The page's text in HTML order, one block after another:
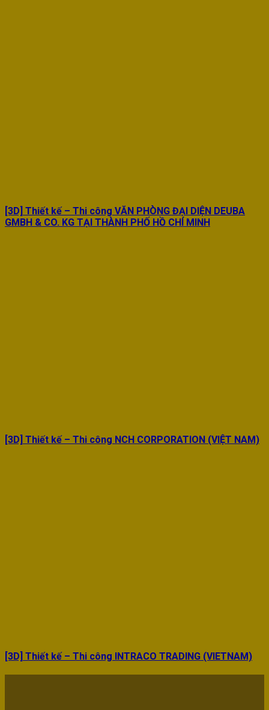
[3D] Thiết kế – Thi công VĂN PHÒNG ĐẠI DIỆN DEUBA
GMBH & CO. KG TẠI THÀNH PHỐ HỒ CHÍ MINH
[3D] Thiết kế – Thi công NCH CORPORATION (VIỆT NAM)
[3D] Thiết kế – Thi công INTRACO TRADING (VIETNAM)